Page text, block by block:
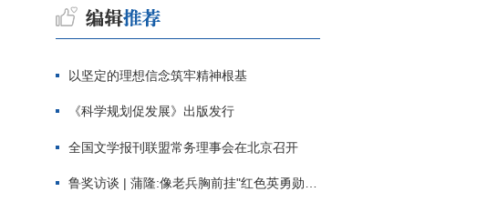
以坚定的理想信念筑牢精神根基
《科学规划促发展》出版发行
全国文学报刊联盟常务理事会在北京召开
鲁奖访谈 | 蒲隆:像老兵胸前挂"红色英勇勋章"